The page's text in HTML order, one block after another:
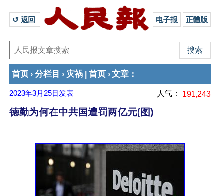
↺ 返回 电子报 正體版
首页 › 分栏目 › 灾祸 首页 › 文章 ：
2023年3月25日 发表 人气： 191,243
德勤为何在中共国遭罚两亿元(图)